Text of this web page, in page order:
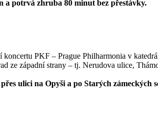
a potrvá zhruba 80 minut bez přestávky.
PKF – Prague Philharmonia v
ze západní strany – tj. Nerudova ulice,
přes ulici na Opyši a po Starých zámeckých